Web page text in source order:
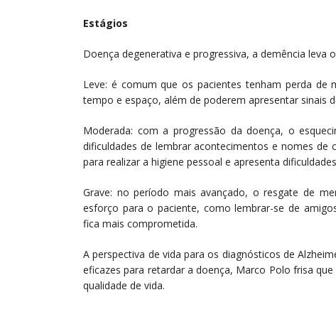
Estágios
Doença degenerativa e progressiva, a demência leva
Leve: é comum que os pacientes tenham perda
tempo e espaço, além de poderem apresentar sinais
Moderada: com a progressão da doença, o
dificuldades de lembrar acontecimentos e nomes de
para realizar a higiene pessoal e apresenta
Grave: no período mais avançado, o resgate de
esforço para o paciente, como lembrar-se de
fica mais comprometida.
A perspectiva de vida para os diagnósticos de
eficazes para retardar a doença, Marco Polo frisa
qualidade de vida.